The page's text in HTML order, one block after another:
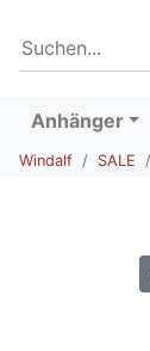
Anhänger
Windalf SALE